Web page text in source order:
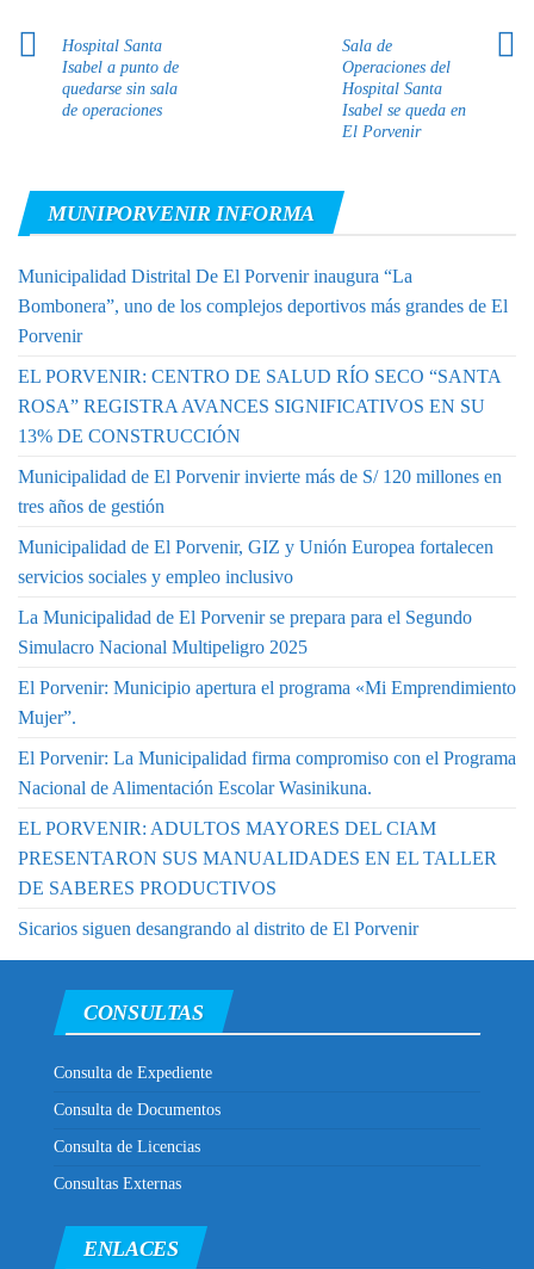
Hospital Santa
Isabel a punto de
quedarse sin sala
de operaciones
Sala de
Operaciones del
Hospital Santa
Isabel se queda en
El Porvenir
MUNIPORVENIR INFORMA
Municipalidad Distrital De El Porvenir inaugura “La
Bombonera”, uno de los complejos deportivos más grandes de El
Porvenir
EL PORVENIR: CENTRO DE SALUD RÍO SECO “SANTA
ROSA” REGISTRA AVANCES SIGNIFICATIVOS EN SU
13% DE CONSTRUCCIÓN
Municipalidad de El Porvenir invierte más de S/ 120 millones en
tres años de gestión
Municipalidad de El Porvenir, GIZ y Unión Europea fortalecen
servicios sociales y empleo inclusivo
La Municipalidad de El Porvenir se prepara para el Segundo
Simulacro Nacional Multipeligro 2025
El Porvenir: Municipio apertura el programa «Mi Emprendimiento
Mujer”.
El Porvenir: La Municipalidad firma compromiso con el Programa
Nacional de Alimentación Escolar Wasinikuna.
EL PORVENIR: ADULTOS MAYORES DEL CIAM
PRESENTARON SUS MANUALIDADES EN EL TALLER
DE SABERES PRODUCTIVOS
Sicarios siguen desangrando al distrito de El Porvenir
CONSULTAS
Consulta de Expediente
Consulta de Documentos
Consulta de Licencias
Consultas Externas
ENLACES